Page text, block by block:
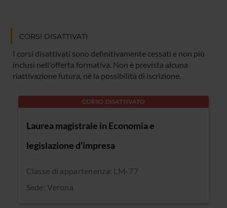
CORSI DISATTIVATI
I corsi disattivati sono definitivamente cessati e non più
inclusi nell'offerta formativa. Non è prevista alcuna
riattivazione futura, né la possibilità di iscrizione.
CORSO DISATTIVATO
Laurea magistrale in Economia e
legislazione d'impresa
Classe di appartenenza: LM-77
Sede: Verona